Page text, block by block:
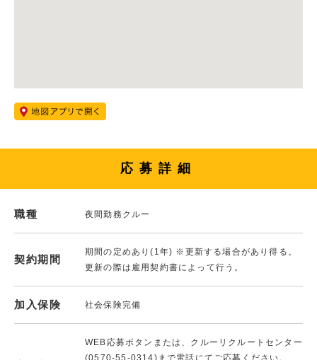
応募詳細
職種 夜間勤務クルー
契約期間
期間の定めあり(1年) ※更新する場合があり得る。
更新の際は雇用契約書によって行う。
加入保険 社会保険完備
WEB応募ボタンまたは、クルーリクルートセンター
(0570-55-0314)まで電話にてご応募ください。